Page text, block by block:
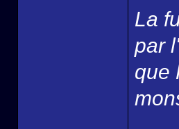
La
par
que